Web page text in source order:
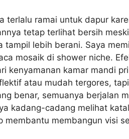
terlalu ramai untuk dapur
tetap terlihat bersih
tampil lebih berani. Saya
mosaik di shower niche.
kenyamanan kamar mandi
atau mudah tergores,
benar, semuanya berjalan
kadang-cadang melihat
membantu membangun visi